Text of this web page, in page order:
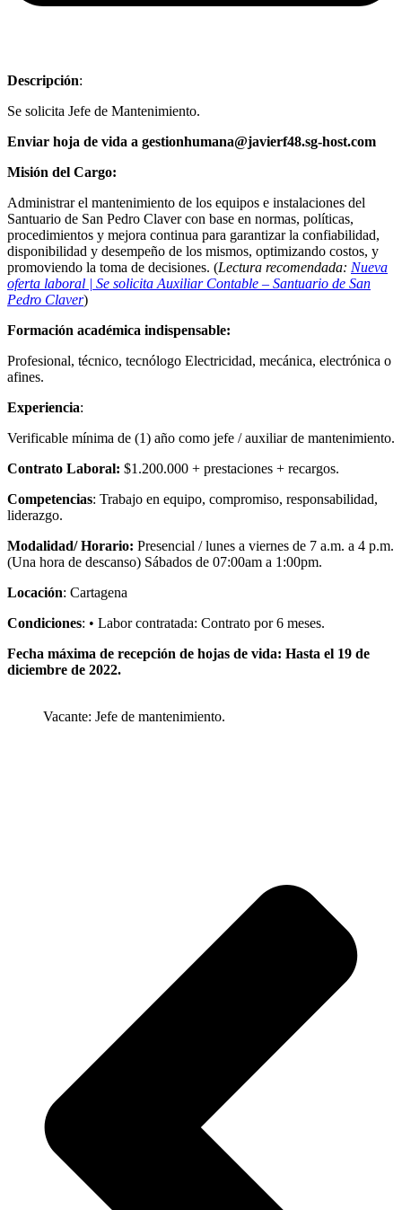
Descripción:
Se solicita Jefe de Mantenimiento.
Enviar hoja de vida a gestionhumana@javierf48.sg-host.com
Misión del Cargo:
Administrar el mantenimiento de los equipos e instalaciones del
Santuario de San Pedro Claver con base en normas, políticas,
procedimientos y mejora continua para garantizar la confiabilidad,
disponibilidad y desempeño de los mismos, optimizando costos, y
promoviendo la toma de decisiones. (Lectura recomendada: Nueva
oferta laboral | Se solicita Auxiliar Contable – Santuario de San
Pedro Claver)
Formación académica indispensable:
Profesional, técnico, tecnólogo Electricidad, mecánica, electrónica o
afines.
Experiencia:
Verificable mínima de (1) año como jefe / auxiliar de mantenimiento.
Contrato Laboral: $1.200.000 + prestaciones + recargos.
Competencias: Trabajo en equipo, compromiso, responsabilidad,
liderazgo.
Modalidad/ Horario: Presencial / lunes a viernes de 7 a.m. a 4 p.m.
(Una hora de descanso) Sábados de 07:00am a 1:00pm.
Locación: Cartagena
Condiciones: • Labor contratada: Contrato por 6 meses.
Fecha máxima de recepción de hojas de vida: Hasta el 19 de
diciembre de 2022.
Vacante: Jefe de mantenimiento.